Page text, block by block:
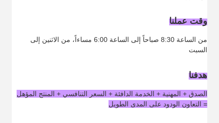
وقت عملنا
من الساعة 8:30 صباحاً إلى الساعة 6:00 مساءاً، من الاثنين إلى
السبت
هدفنا
الصدق + المهنية + الخدمة الدافئة + السعر التنافسي + المنتج المؤهل
= التعاون الودود على المدى الطويل